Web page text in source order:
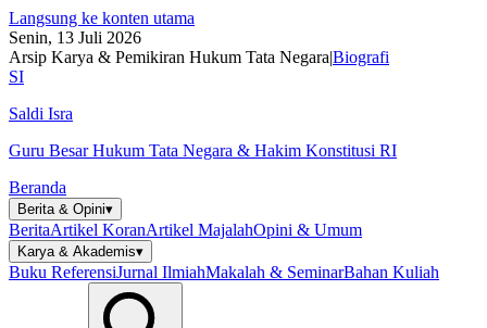
Langsung ke konten utama
Senin, 13 Juli 2026
Arsip Karya & Pemikiran Hukum Tata Negara|Biografi
SI
Saldi Isra
Guru Besar Hukum Tata Negara & Hakim Konstitusi RI
Beranda
Berita & Opini▾
BeritaArtikel KoranArtikel MajalahOpini & Umum
Karya & Akademis▾
Buku ReferensiJurnal IlmiahMakalah & SeminarBahan Kuliah